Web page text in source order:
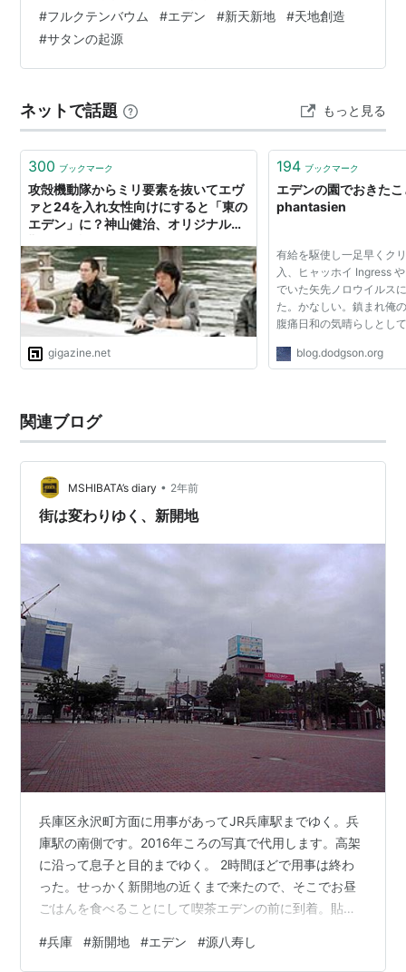
バック版好評発売中
#フルクテンバウム #エデン #新天新地 #天地創造
#サタンの起源
ネットで話題 もっと見る
300 ブックマーク
攻殻機動隊からミリ要素を抜いてエヴ
ァと24を入れ女性向けにすると「東の
エデン」に？神山健治、オリジナルの
gigazine.net
194 ブックマーク
エデンの園でおきた
phantasien
有給を駆使し一足早くク
入、ヒャッホイ Ingress
でいた矢先ノロウイルス
た。かなしい。鎮まれ俺
腹痛日和の気晴らしとし
ことにしました。
blog.dodgson.org
関連ブログ
MSHIBATA’s diary • 2年前
街は変わりゆく、新開地
兵庫区永沢町方面に用事があってJR兵庫駅までゆく。兵
庫駅の南側です。2016年ころの写真で代用します。高架
に沿って息子と目的までゆく。 2時間ほどで用事は終わ
った。せっかく新開地の近くまで来たので、そこでお昼
ごはんを食べることにして喫茶エデンの前に到着。貼り
なるので店主の健康が心配である。商店街方面へすこし
#兵庫 #新開地 #エデン #源八寿し